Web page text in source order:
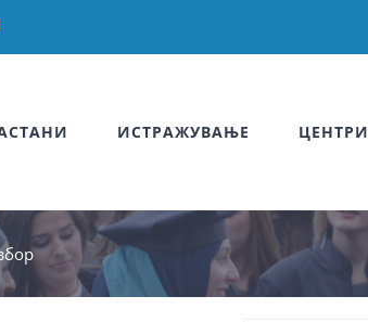
ИСТРАЖУВАЊЕ ЦЕНТРИ